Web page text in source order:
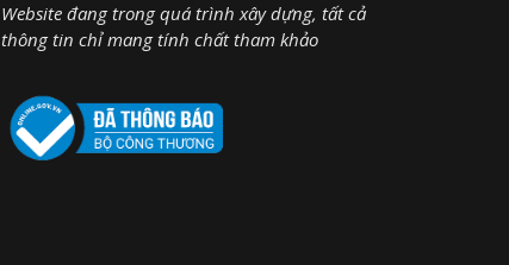
Website đang trong quá trình xây dựng, tất cả
thông tin chỉ mang tính chất tham khảo